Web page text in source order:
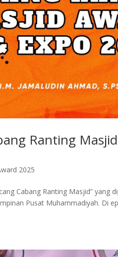
Ranting
2025
Cabang Ranting Masjid” yang
Pusat Muhammadiyah. Di